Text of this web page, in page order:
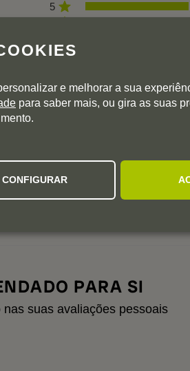
5
2
2025 2024 2023 2022
PARA SI
suas avaliações pessoais
e melhorar a sua
para saber mais, ou gira as suas
CONFIGURAR